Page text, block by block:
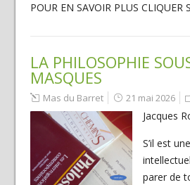
POUR EN SAVOIR PLUS CLIQUER
LA PHILOSOPHIE
MASQUES
Mas du Barret 21 mai 2026
Jacques
S’il est
parer de